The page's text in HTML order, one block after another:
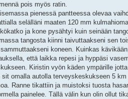
pois myös ratin.
pienessä pantteessa olevaa
selälläni maaten 120 mm
ja kone pysähtyi kuin seinään
tangosta kiinni taivuttaakseni sen
koneen. Kuinkas
että laikka repesi ja hyppäsi
Kiristin vyön käden ympärille
omalla autolla terveyskeskukseen 5
Ranne tikattiin ja muistoksi tuosta
painelee. Tällä välin kun olin ollut